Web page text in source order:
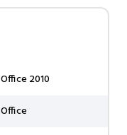
Office 2010
Office